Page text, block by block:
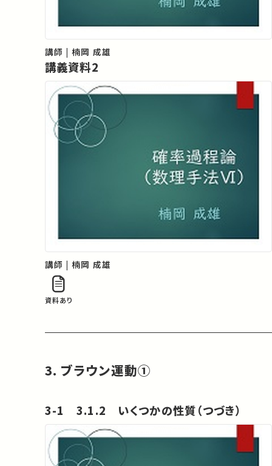
講師 | 楠岡 成雄
講義資料2
講師 | 楠岡 成雄
資料あり
3. ブラウン運動①
3-1 3.1.2 いくつかの性質（つづき）